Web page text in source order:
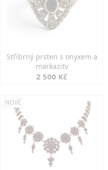
Stříbrný prsten s onyxem a
markazity
2 500 Kč
NOVÉ